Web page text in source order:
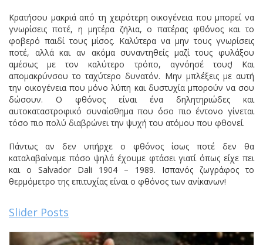
Κρατήσου μακριά από τη χειρότερη οικογένεια που μπορεί να
γνωρίσεις ποτέ, η μητέρα ζήλια, ο πατέρας φθόνος και το
φοβερό παιδί τους μίσος. Καλύτερα να μην τους γνωρίσεις
ποτέ, αλλά και αν ακόμα συναντηθείς μαζί τους φυλάξου
αμέσως με τον καλύτερο τρόπο, αγνόησέ τους! Και
απομακρύνσου το ταχύτερο δυνατόν. Μην μπλέξεις με αυτή
την οικογένεια που μόνο λύπη και δυστυχία μπορούν να σου
δώσουν. Ο φθόνος είναι ένα δηλητηριώδες και
αυτοκαταστροφικό συναίσθημα που όσο πιο έντονο γίνεται
τόσο πιο πολύ διαβρώνει την ψυχή του ατόμου που φθονεί.
Πάντως αν δεν υπήρχε ο φθόνος ίσως ποτέ δεν θα
καταλαβαίναμε πόσο ψηλά έχουμε φτάσει γιατί όπως είχε πει
και ο Salvador Dali 1904 – 1989. Ισπανός ζωγράφος το
θερμόμετρο της επιτυχίας είναι ο φθόνος των ανίκανων!
Slider Posts